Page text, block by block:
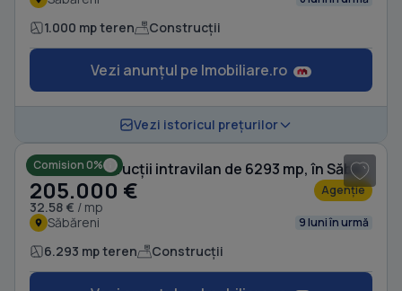
1.000 mp teren Construcții
Vezi anunțul pe Imobiliare.ro
Vezi istoricul prețurilor
Comision 0% Teren Construcții intravilan de 6293 mp, în Săbăreni
205.000 €
32.58 € / mp
Agenție
Săbăreni 9 luni în urmă
6.293 mp teren Construcții